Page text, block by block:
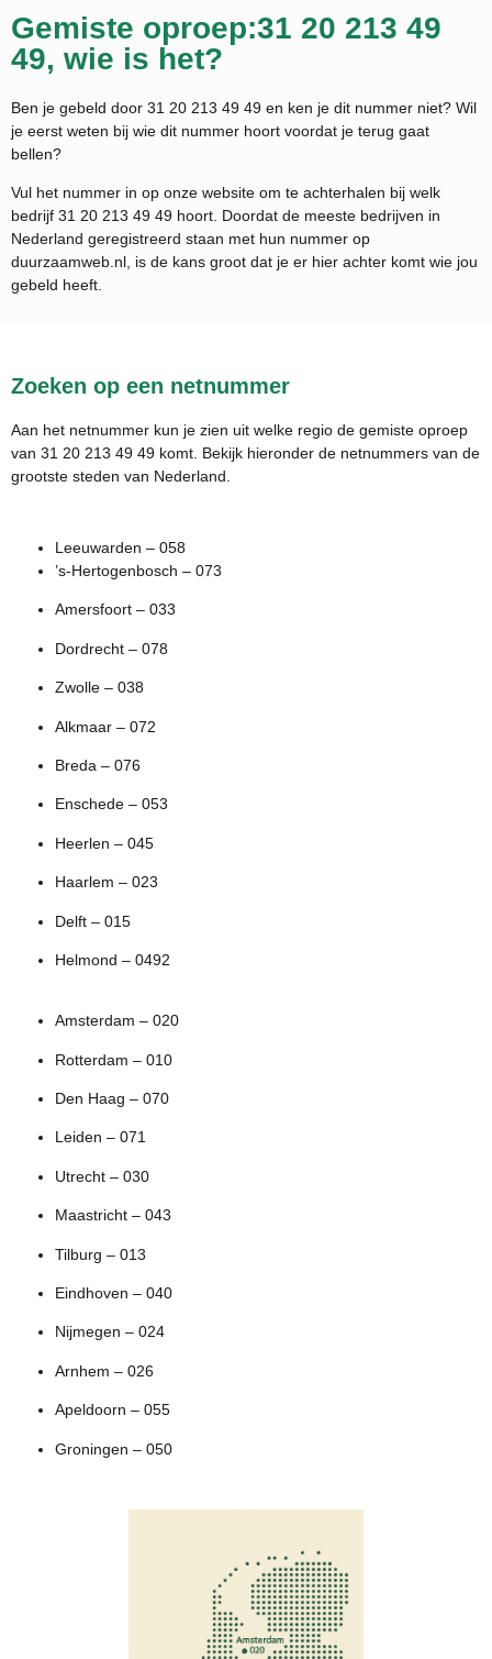
Gemiste oproep:31 20 213 49
49, wie is het?
Ben je gebeld door 31 20 213 49 49 en ken je dit nummer niet? Wil
je eerst weten bij wie dit nummer hoort voordat je terug gaat
bellen?
Vul het nummer in op onze website om te achterhalen bij welk
bedrijf 31 20 213 49 49 hoort. Doordat de meeste bedrijven in
Nederland geregistreerd staan met hun nummer op
duurzaamweb.nl, is de kans groot dat je er hier achter komt wie jou
gebeld heeft.
Zoeken op een netnummer
Aan het netnummer kun je zien uit welke regio de gemiste oproep
van 31 20 213 49 49 komt. Bekijk hieronder de netnummers van de
grootste steden van Nederland.
Leeuwarden – 058
’s-Hertogenbosch – 073
Amersfoort – 033
Dordrecht – 078
Zwolle – 038
Alkmaar – 072
Breda – 076
Enschede – 053
Heerlen – 045
Haarlem – 023
Delft – 015
Helmond – 0492
Amsterdam – 020
Rotterdam – 010
Den Haag – 070
Leiden – 071
Utrecht – 030
Maastricht – 043
Tilburg – 013
Eindhoven – 040
Nijmegen – 024
Arnhem – 026
Apeldoorn – 055
Groningen – 050